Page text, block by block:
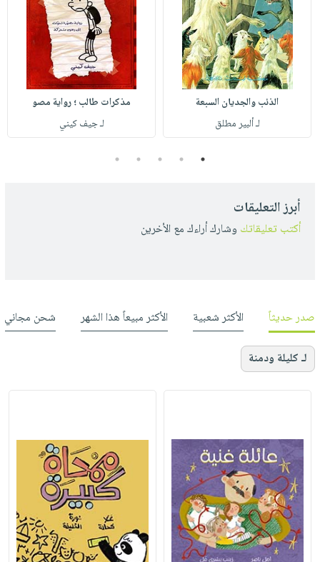
الذئب والجديان السبعة
لـ ألبير مطلق
مذكرات طالب ؛ رواية مصو
لـ جيف كيني
1
2
3
4
5
أبرز التعليقات
أكتب تعليقاتك وشارك أراءك مع الأخرين
صدر حديثاً الأكثر شعبية الأكثر مبيعاً هذا الشهر شحن مجاني
لـ كليلة ودمنة